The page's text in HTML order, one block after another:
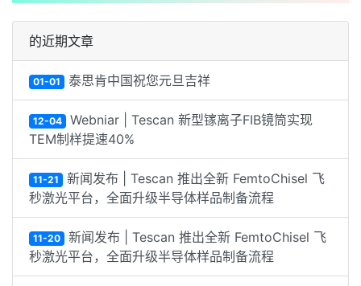
的近期文章
01-01 泰思肯中国祝您元旦吉祥
12-04 Webniar | Tescan 新型镓离子FIB镜筒实现
TEM制样提速40%
11-21 新闻发布 | Tescan 推出全新 FemtoChisel 飞
秒激光平台，全面升级半导体样品制备流程
11-20 新闻发布 | Tescan 推出全新 FemtoChisel 飞
秒激光平台，全面升级半导体样品制备流程